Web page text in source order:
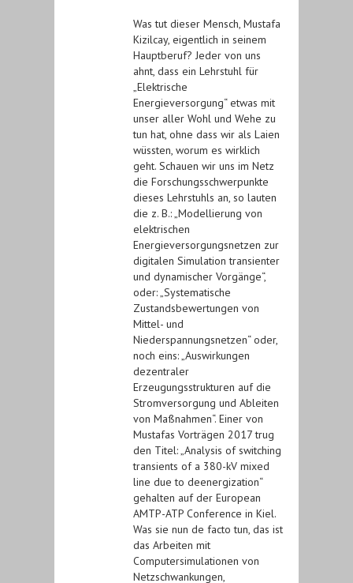
Was tut dieser Mensch, Mustafa
Kizilcay, eigentlich in seinem
Hauptberuf? Jeder von uns
ahnt, dass ein Lehrstuhl für
„Elektrische
Energieversorgung“ etwas mit
unser aller Wohl und Wehe zu
tun hat, ohne dass wir als Laien
wüssten, worum es wirklich
geht. Schauen wir uns im Netz
die Forschungsschwerpunkte
dieses Lehrstuhls an, so lauten
die z. B.: „Modellierung von
elektrischen
Energieversorgungsnetzen zur
digitalen Simulation transienter
und dynamischer Vorgänge“,
oder: „Systematische
Zustandsbewertungen von
Mittel- und
Niederspannungsnetzen“ oder,
noch eins: „Auswirkungen
dezentraler
Erzeugungsstrukturen auf die
Stromversorgung und Ableiten
von Maßnahmen“. Einer von
Mustafas Vorträgen 2017 trug
den Titel: „Analysis of switching
transients of a 380-kV mixed
line due to deenergization“
gehalten auf der European
AMTP-ATP Conference in Kiel.
Was sie nun de facto tun, das ist
das Arbeiten mit
Computersimulationen von
Netzschwankungen,